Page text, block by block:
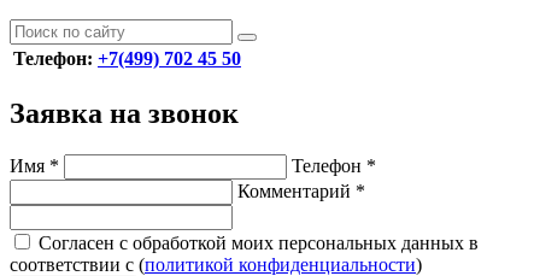
Телефон: +7(499) 702 45 50
Заявка на звонок
Имя * Телефон *
Комментарий *
Согласен с обработкой моих персональных данных в
соответствии с (политикой конфиденциальности)